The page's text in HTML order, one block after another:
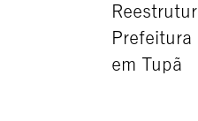
Prefeitura
em Tupã